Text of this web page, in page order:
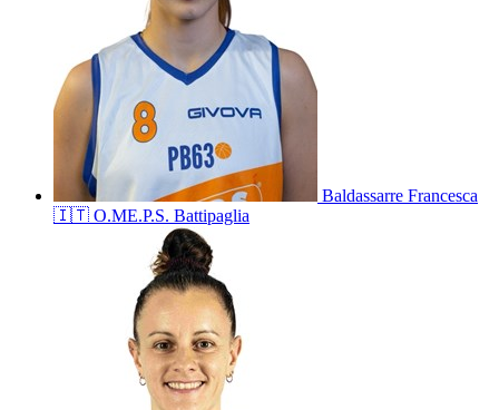
Baldassarre Francesca
🇮🇹 O.ME.P.S. Battipaglia